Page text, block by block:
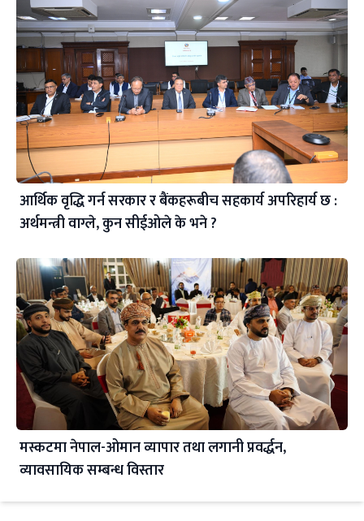
आर्थिक वृद्धि गर्न सरकार र बैंकहरूबीच सहकार्य अपरिहार्य छ :
अर्थमन्त्री वाग्ले, कुन सीईओले के भने ?
मस्कटमा नेपाल-ओमान व्यापार तथा लगानी प्रवर्द्धन,
व्यावसायिक सम्बन्ध विस्तार